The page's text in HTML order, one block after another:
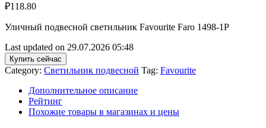
₽118.80
Уличный подвесной светильник Favourite Faro 1498-1P
Last updated on 29.07.2026 05:48
Купить сейчас
Category: Светильник подвесной Tag: Favourite
Дополнительное описание
Рейтинг
Похожие товары в магазинах и цены